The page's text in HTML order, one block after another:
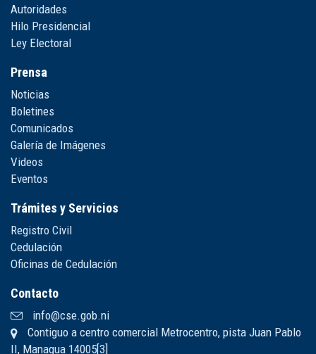
Autoridades
Hilo Presidencial
Ley Electoral
Prensa
Noticias
Boletines
Comunicados
Galería de Imágenes
Videos
Eventos
Trámites y Servicios
Registro Civil
Cedulación
Oficinas de Cedulación
Contacto
info@cse.gob.ni
Contiguo a centro comercial Metrocentro, pista Juan Pablo
II, Managua 14005[3]